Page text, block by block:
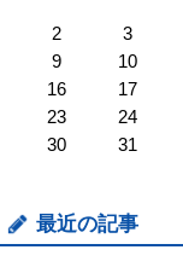
2
3
9
10
16
17
23
24
30
31
最近の記事